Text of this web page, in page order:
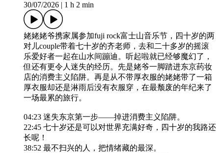
30/07/2026 1 h 2 min
姥姥姥爷携家属参加fuji rock富士山音乐节，四十岁的两
对儿couple带着七十岁的齐老师，去和二十多岁的摇滚
乐爱好者一起在山水间蹦迪。听起啦就已经够魔幻了，
但还有更令人迷失的经历。先是姥爷一脚踏进东京药妆
店的消费主义陷阱。再是从不带厚衣服的姥姥带了一箱
厚衣服却还是淋雨后没有衣服穿，在最颓废的年纪来了
一场最累的旅行。
04:23 迷失东京第一步——掉进消费主义陷阱。
22:45 七十岁还是可以对世界充满好奇，四十岁的我路还
长呢！
38:52 最不扫兴的人，把情绪藏的最深。